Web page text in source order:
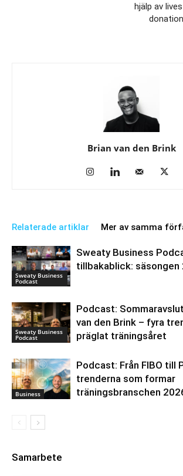
hjälp av
Brian van den Brink
Relaterade artiklar Mer av samma
Sweaty Business
Podcast
Sweaty Business
tillbakablick: säsongen
Sweaty Business
Podcast
Podcast:
van den Brink – fyra
präglat träningsåret
Business
Podcast: Från FIBO till
trenderna som formar
träningsbranschen
Samarbete